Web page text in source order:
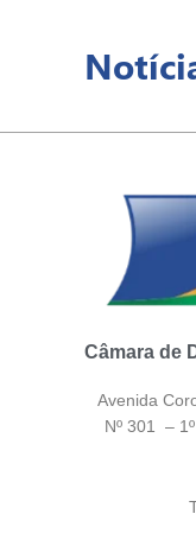
Câmara de
Avenida
Nº 301 –